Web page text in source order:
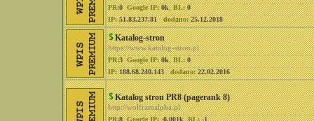
PR:0 Google IP: 0k,BL: 0
IP: 51.83.237.81 dodano: 25.12.2018
Katalog-stron
https://www.katalog-stron.pl
PR:3 Google IP: 0k,BL: 0
IP: 188.68.240.143 dodano: 22.02.2016
Katalog stron PR8 (pagerank 8)
http://wolframalpha.pl
PR:8 Google IP: -0.001k,BL: -1